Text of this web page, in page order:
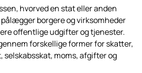
hvorved en stat eller anden
borgere og virksomheder
offentlige udgifter og tjenester.
forskellige former for skatter,
selskabsskat, moms, afgifter og